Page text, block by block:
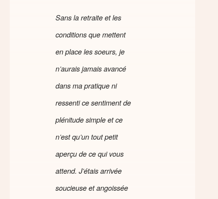
Sans la retraite et les
conditions que mettent
en place les soeurs, je
n’aurais jamais avancé
dans ma pratique ni
ressenti ce sentiment de
plénitude simple et ce
n’est qu’un tout petit
aperçu de ce qui vous
attend. J’étais arrivée
soucieuse et angoissée